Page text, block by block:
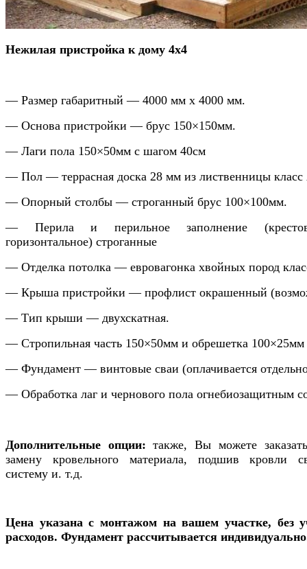
Нежилая пристройка к дому 4х4
— Размер габаритный — 4000 мм х 4000 мм.
— Основа пристройки — брус 150×150мм.
— Лаги пола 150×50мм с шагом 40см
— Пол — террасная доска 28 мм из лиственницы
— Опорный столбы — строганный брус 100×100мм.
— Перила и перильное заполнение
горизонтальное) строганные
— Отделка потолка — евровагонка хвойных пород
— Крыша пристройки — профлист окрашенный
— Тип крыши — двухскатная.
— Стропильная часть 150×50мм и обрешетка 100×25мм
— Фундамент — винтовые сваи (оплачивается
— Обработка лаг и чернового пола огнебиозащитным
Дополнительные опции: также, Вы можете
замену кровельного материала, подшив кровли
систему и. т.д.
Цена указана с монтажом на вашем участке, без
расходов. Фундамент рассчитывается